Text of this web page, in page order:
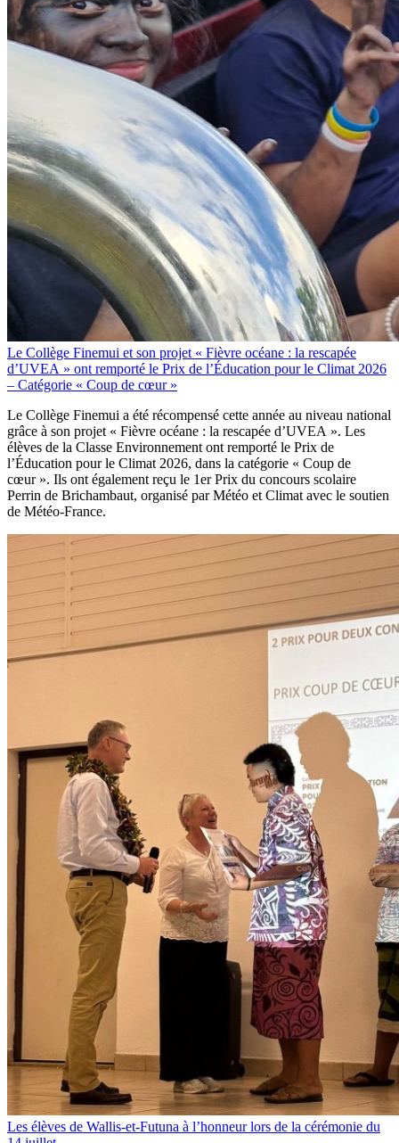
Le Collège Finemui et son projet « Fièvre océane : la rescapée
d’UVEA » ont remporté le Prix de l’Éducation pour le Climat 2026
– Catégorie « Coup de cœur »
Le Collège Finemui a été récompensé cette année au niveau national
grâce à son projet « Fièvre océane : la rescapée d’UVEA ». Les
élèves de la Classe Environnement ont remporté le Prix de
l’Éducation pour le Climat 2026, dans la catégorie « Coup de
cœur ». Ils ont également reçu le 1er Prix du concours scolaire
Perrin de Brichambaut, organisé par Météo et Climat avec le soutien
de Météo-France.
Les élèves de Wallis-et-Futuna à l’honneur lors de la cérémonie du